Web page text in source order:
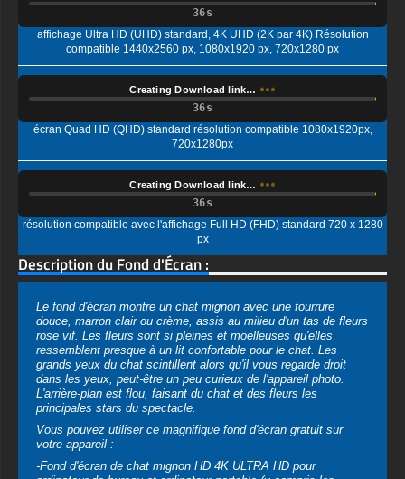
Creating Download link…
écran Quad HD (QHD) standard résolution compatible 1080x1920px,
Creating Download link…
résolution compatible avec l'affichage Full HD (FHD) standard 720 x 1280
Description du Fond d'Écran :
Le fond d'écran montre un chat mignon avec une fourrure
douce, marron clair ou crème, assis au milieu d'un tas de fleurs
rose vif. Les fleurs sont si pleines et moelleuses qu'elles
ressemblent presque à un lit confortable pour le chat. Les
grands yeux du chat scintillent alors qu'il vous regarde droit
L'arrière-plan est flou, faisant du chat et des fleurs les
principales stars du spectacle.
Vous pouvez utiliser ce magnifique fond d'écran gratuit sur
votre appareil :
-Fond d'écran de chat mignon HD 4K ULTRA HD pour
ordinateur de bureau et ordinateur portable (y compris les
marques populaires comme Apple MacBook, Dell XPS, HP
Spectre, Lenovo ThinkPad, Asus ROG Strix, Microsoft
Surface, Acer, MSI, Toshiba, Samsung, Razer, LG Gram,
Alienware, Huawei MateBook, LG Ultra, Google Pixelbook, LG
Gram, LG Ultra, Razer Blade, Gigabyte Aero.